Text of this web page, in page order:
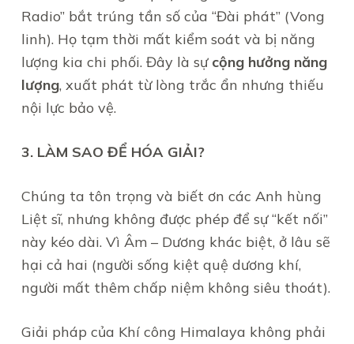
Radio” bắt trúng tần số của “Đài phát” (Vong
linh). Họ tạm thời mất kiểm soát và bị năng
lượng kia chi phối. Đây là sự cộng hưởng năng
lượng, xuất phát từ lòng trắc ẩn nhưng thiếu
nội lực bảo vệ.
3. LÀM SAO ĐỂ HÓA GIẢI?
Chúng ta tôn trọng và biết ơn các Anh hùng
Liệt sĩ, nhưng không được phép để sự “kết nối”
này kéo dài. Vì Âm – Dương khác biệt, ở lâu sẽ
hại cả hai (người sống kiệt quệ dương khí,
người mất thêm chấp niệm không siêu thoát).
Giải pháp của Khí công Himalaya không phải